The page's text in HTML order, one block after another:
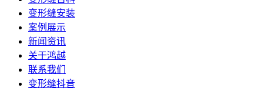
变形缝安装
案例展示
新闻资讯
关于鸿越
联系我们
变形缝抖音